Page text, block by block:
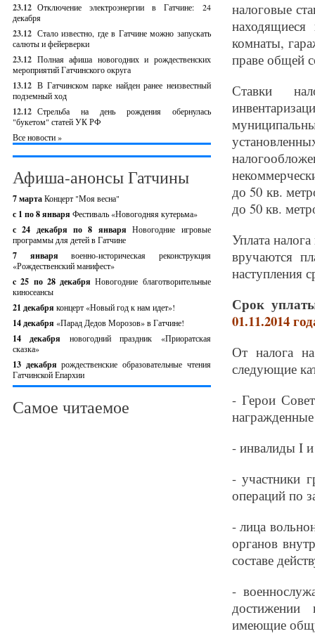
23.12 Отключение электроэнергии в Гатчине: 24
декабря
23.12 Стало известно, где в Гатчине можно запускать
салюты и фейерверки
23.12 Полная афиша новогодних и рождественских
мероприятий Гатчинского округа
13.12 В Гатчинском парке найден ранее неизвестный
подземный ход
12.12 Стрельба на день рождения обернулась
"букетом" статей УК РФ
Все новости »
Афиша-анонсы Гатчины
7 мартаКонцерт "Моя весна"
с 1 по 8 января Фестиваль «Новогодняя кутерьма»
с 24 декабря по 8 январяНовогодние игровые
программы для детей в Гатчине
7 январявоенно-историческая реконструкция
«Рождественский манифест»
c 25 по 28 декабряНовогодние благотворительные
киносеансы
21 декабря концерт «Новый год к нам идет»!
14 декабря «Парад Дедов Морозов» в Гатчине!
14 декабря новогодний праздник «Приоратская
сказка»
13 декабрярождественские образовательные чтения
Гатчинской Епархии
Самое читаемое
налоговые
комнаты,
праве общей
Ставки
до 50 кв.
до 50 кв.
Уплата
вручаются
наступления
Срок
01.11.2014
От налога
следующие
- Герои
- инвалиды I
- участники
операций по
- лица
органов
составе
-
достижении
имеющие